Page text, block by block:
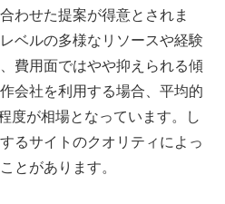
わせた提案が得意とされま
ベルの多様なリソースや経験
費用面ではやや抑えられる傾
会社を利用する場合、平均的
度が相場となっています。し
るサイトのクオリティによっ
とがあります。